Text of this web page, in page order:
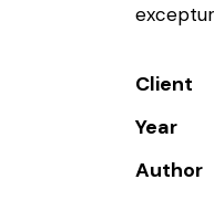
Client
Year
Author